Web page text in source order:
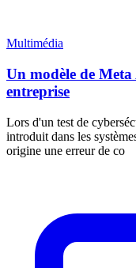
Multimédia
Un modèle de
entreprise
Lors d'un test de
introduit dans les
origine une erreur de co